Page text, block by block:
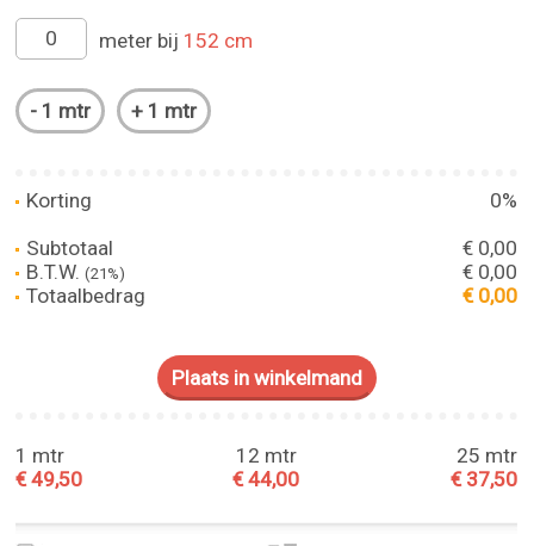
meter bij 152 cm
Korting
0%
Subtotaal
€ 0,00
B.T.W.(21%)
€ 0,00
Totaalbedrag
€ 0,00
1 mtr
€ 49,50
12 mtr
€ 44,00
25 mtr
€ 37,50